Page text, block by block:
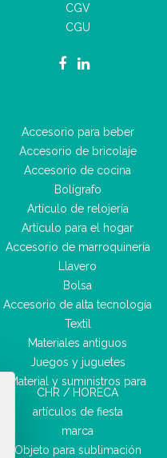
CGV
CGU
Accesorio para beber
Accesorio de bricolaje
Accesorio de cocina
Bolígrafo
Artículo de relojería
Artículo para el hogar
Accesorio de marroquinería
Llavero
Bolsa
Accesorio de alta tecnología
Textil
Materiales antiguos
Juegos y juguetes
Material y suministros para
CHR / HORECA
artículos de fiesta
marca
Objeto para sublimación